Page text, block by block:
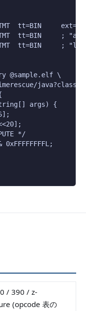
tt=BIN
tt=BIN     ; "a
tt=BIN     ; "lm
@sample.elf \
args) {
*/
0xFFFFFFFFL;
/ 390 / z-
(opcode 表の